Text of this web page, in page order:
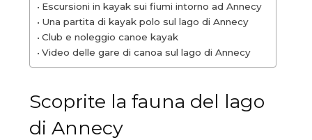
Escursioni in kayak sui fiumi intorno ad Annecy
Una partita di kayak polo sul lago di Annecy
Club e noleggio canoe kayak
Video delle gare di canoa sul lago di Annecy
Scoprite la fauna del lago
di Annecy